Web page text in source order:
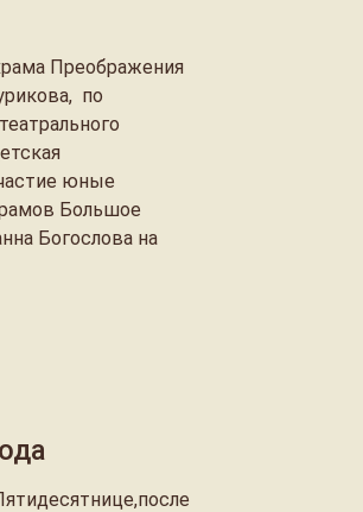
Преображения
по
юные
Большое
Богослова на